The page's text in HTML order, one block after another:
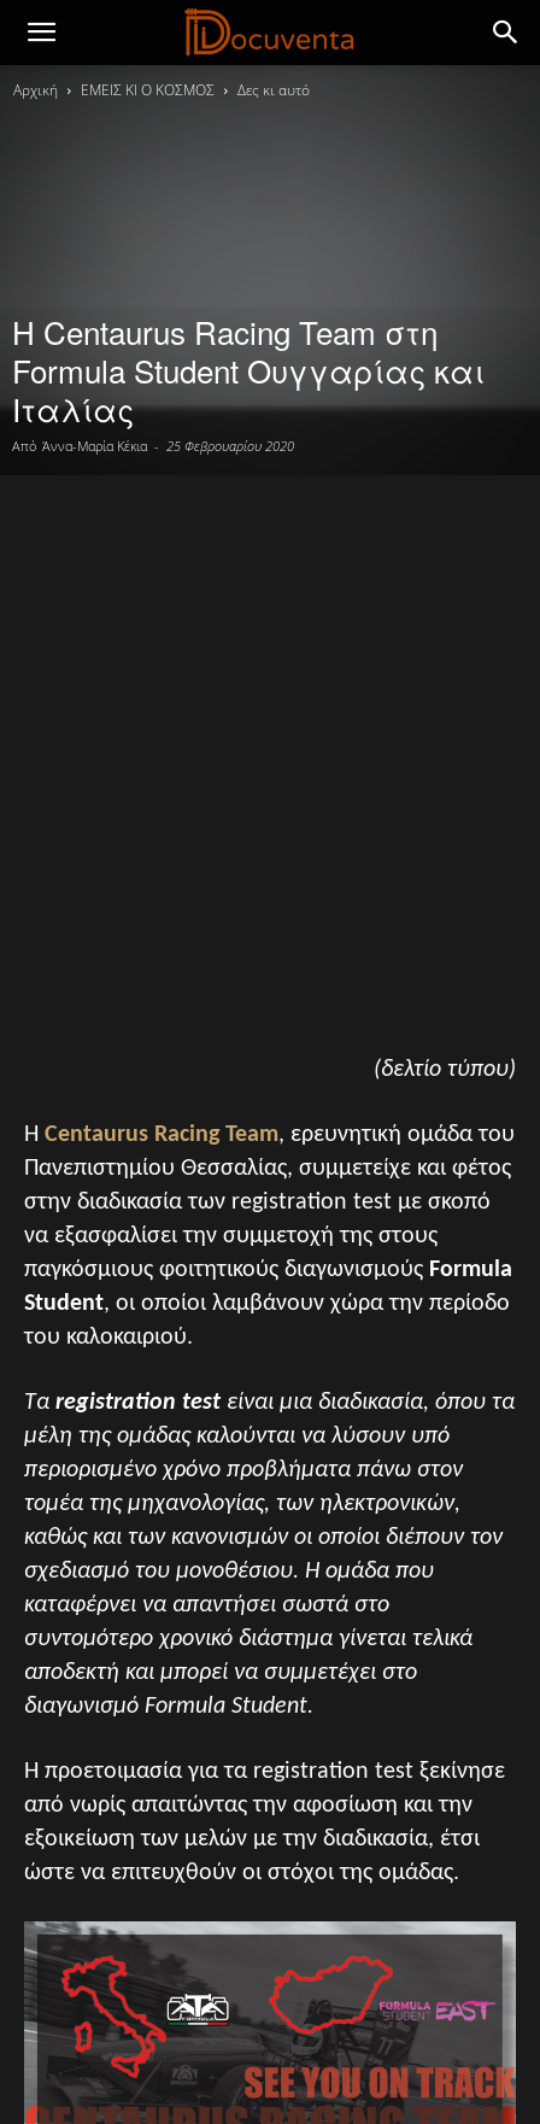
Αρχική ΕΜΕΙΣ ΚΙ Ο ΚΟΣΜΟΣ Δες κι αυτό
Η Centaurus Racing Team στη
Formula Student Ουγγαρίας και
Ιταλίας
Από Άννα-Μαρία Κέκια - 25 Φεβρουαρίου 2020
(δελτίο τύπου)
Η Centaurus Racing Team, ερευνητική ομάδα του
Πανεπιστημίου Θεσσαλίας, συμμετείχε και φέτος
στην διαδικασία των registration test με σκοπό
να εξασφαλίσει την συμμετοχή της στους
παγκόσμιους φοιτητικούς διαγωνισμούς Formula
Student, οι οποίοι λαμβάνουν χώρα την περίοδο
του καλοκαιριού.
Tα registration test είναι μια διαδικασία, όπου τα
μέλη της ομάδας καλούνται να λύσουν υπό
περιορισμένο χρόνο προβλήματα πάνω στον
τομέα της μηχανολογίας, των ηλεκτρονικών,
καθώς και των κανονισμών οι οποίοι διέπουν τον
σχεδιασμό του μονοθέσιου. Η ομάδα που
καταφέρνει να απαντήσει σωστά στο
συντομότερο χρονικό διάστημα γίνεται τελικά
αποδεκτή και μπορεί να συμμετέχει στο
διαγωνισμό Formula Student.
Η προετοιμασία για τα registration test ξεκίνησε
από νωρίς απαιτώντας την αφοσίωση και την
εξοικείωση των μελών με την διαδικασία, έτσι
ώστε να επιτευχθούν οι στόχοι της ομάδας.